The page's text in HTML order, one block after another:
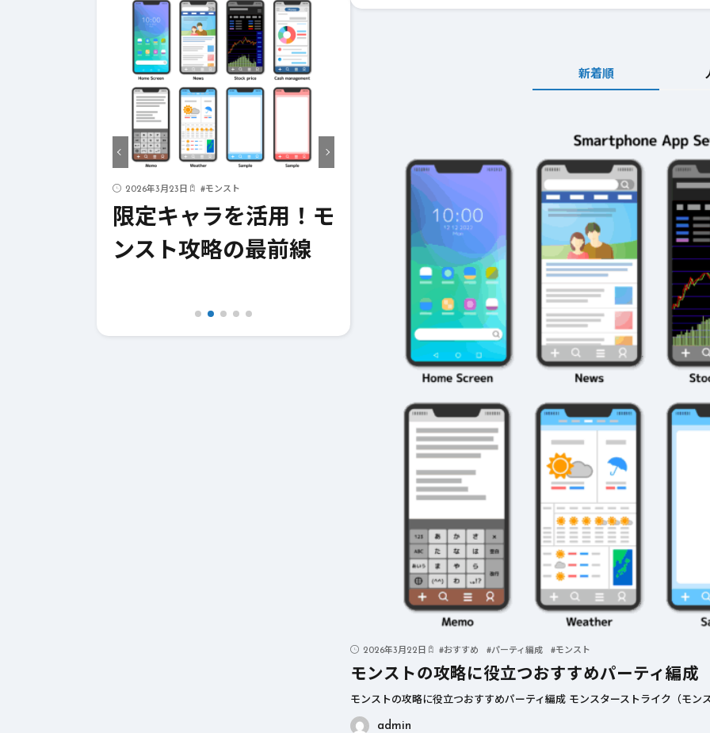
2026年3月23日 #モンスト
限定キャラを活用！モ
ンスト攻略の最前線
2026年3月23日
モンスト攻略に役立
つ！おすすめパーティ
編成の秘訣
2026年3月23日 テクニック
絶対に知っ
モンスト攻
ク10選
新着順
2026年3月22日 #おすすめ #パーティ編成 #モンスト
モンストの攻略に役立つおすすめパーティ編成
モンストの攻略に役立つおすすめパーティ編成 モンスターストライク（モン
admin